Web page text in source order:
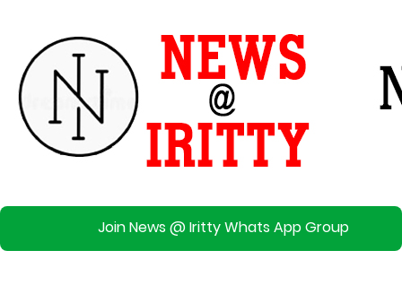
Join News @ Iritty Whats App Group